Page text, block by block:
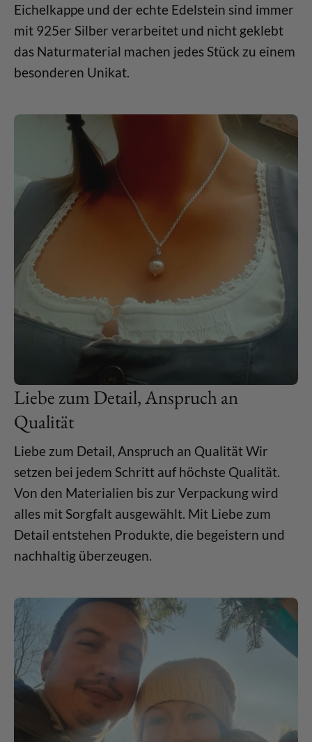
Eichelkappe und der echte Edelstein sind immer
mit 925er Silber verarbeitet und nicht geklebt
das Naturmaterial machen jedes Stück zu einem
besonderen Unikat.
Liebe zum Detail, Anspruch an
Qualität
Liebe zum Detail, Anspruch an Qualität Wir
setzen bei jedem Schritt auf höchste Qualität.
Von den Materialien bis zur Verpackung wird
alles mit Sorgfalt ausgewählt. Mit Liebe zum
Detail entstehen Produkte, die begeistern und
nachhaltig überzeugen.